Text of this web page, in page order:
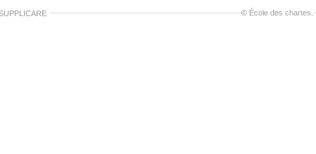
© École des chartes.